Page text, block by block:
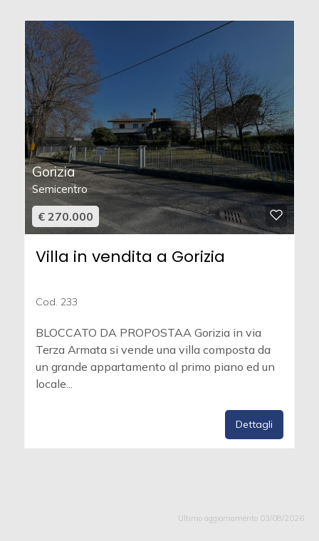
Gorizia
Semicentro
€ 270.000
Villa in vendita a Gorizia
Cod. 233
BLOCCATO DA PROPOSTAA Gorizia in via
Terza Armata si vende una villa composta da
un grande appartamento al primo piano ed un
locale...
Dettagli
Ultimo aggiornamento 03/08/2026